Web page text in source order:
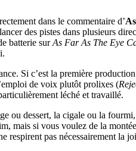
dans le commentaire d’
des pistes dans plusieurs
batterie surAs Far As The Eye
Si c’est la première
de voix plutôt prolixes (
léché et travaillé.
ou dessert, la cigale ou la
mais si vous voulez de la
pas nécessairement la